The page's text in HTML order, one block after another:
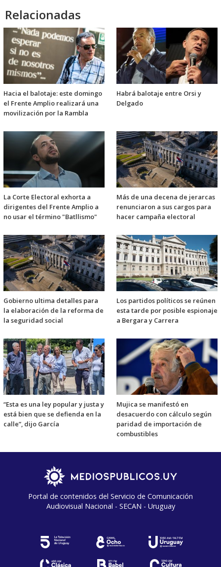
Relacionadas
Hacia el balotaje: este domingo
el Frente Amplio realizará una
movilización por la Rambla
Habrá balotaje entre Orsi y
Delgado
La Corte Electoral exhorta a
dirigentes del Frente Amplio a
no usar el término "Batllismo"
Más de una decena de jerarcas
renunciaron a sus cargos para
hacer campaña electoral
Gobierno ultima detalles para
la elaboración de la reforma de
la seguridad social
Los partidos políticos se reúnen
esta tarde por posible espionaje
a Bergara y Carrera
“Esta es una ley popular y justa y
está bien que se defienda en la
calle”, dijo García
Mujica se manifestó en
desacuerdo con cálculo según
paridad de importación de
combustibles
Portal de contenidos del Servicio de Comunicación
Audiovisual Nacional - SECAN - Uruguay